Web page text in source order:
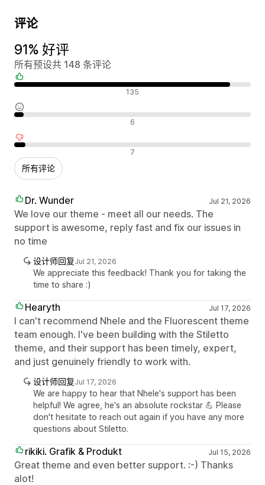
评论
91% 好评
所有预设共 148 条评论
好评 135
中评 6
差评 7
所有评论
Dr. Wunder Jul 21, 2026
We love our theme - meet all our needs. The
support is awesome, reply fast and fix our issues in
no time
设计师回复Jul 21, 2026
We appreciate this feedback! Thank you for taking the
time to share :)
Hearyth Jul 17, 2026
I can't recommend Nhele and the Fluorescent theme
team enough. I've been building with the Stiletto
theme, and their support has been timely, expert,
and just genuinely friendly to work with.
设计师回复Jul 17, 2026
We are happy to hear that Nhele's support has been
helpful! We agree, he's an absolute rockstar 💪 Please
don't hesitate to reach out again if you have any more
questions about Stiletto.
rikiki. Grafik & Produkt Jul 15, 2026
Great theme and even better support. :-) Thanks
alot!